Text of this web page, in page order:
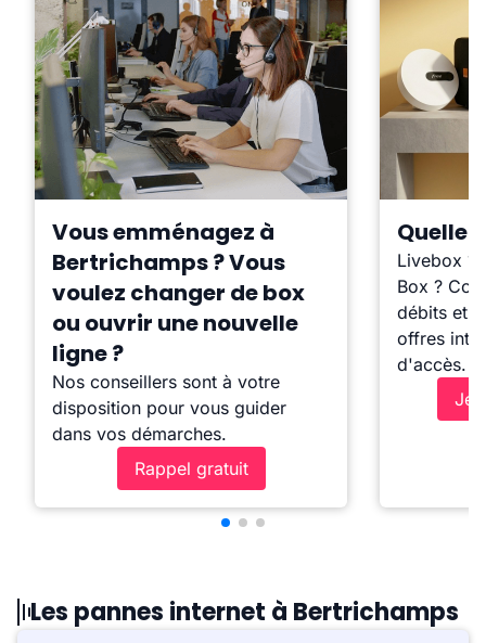
Vous emménagez à
Bertrichamps ? Vous
voulez changer de box
ou ouvrir une nouvelle
ligne ?
Nos conseillers sont à votre
disposition pour vous guider
dans vos démarches.
Rappel gratuit
Quelle
Livebox ?
Box ?
débits et
offres
d'accès.
Je
Les pannes internet à Bertrichamps